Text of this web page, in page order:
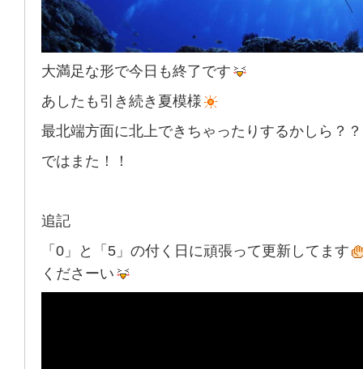
大満足な形で今日も終了です
あしたも引き続き夏模様
最北端方面に北上できちゃったりするかしら？？
ではまた！！
追記
「0」と「5」の付く日に頑張って更新してます
くださーい